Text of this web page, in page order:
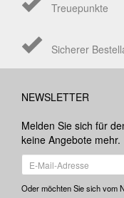
Treuepunkte
Sicherer
NEWSLETTER
Melden Sie sich für
keine Angebote mehr.
Oder möchten Sie sich vom